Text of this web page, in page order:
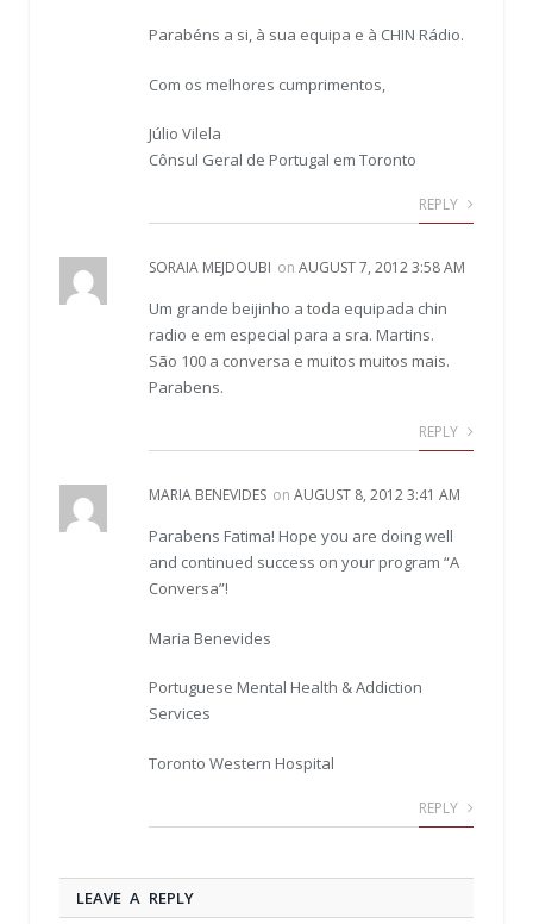
Parabéns a si, à sua equipa e à CHIN Rádio.
Com os melhores cumprimentos,
Júlio Vilela
Cônsul Geral de Portugal em Toronto
REPLY
SORAIA MEJDOUBI on AUGUST 7, 2012 3:58 AM
Um grande beijinho a toda equipada chin
radio e em especial para a sra. Martins.
São 100 a conversa e muitos muitos mais.
Parabens.
REPLY
MARIA BENEVIDES on AUGUST 8, 2012 3:41 AM
Parabens Fatima! Hope you are doing well
and continued success on your program “A
Conversa”!
Maria Benevides
Portuguese Mental Health & Addiction
Services
Toronto Western Hospital
REPLY
LEAVE A REPLY